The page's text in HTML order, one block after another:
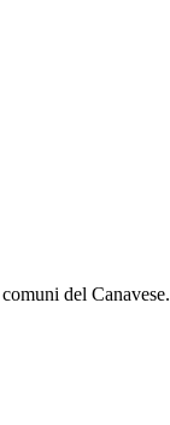
del Canavese.